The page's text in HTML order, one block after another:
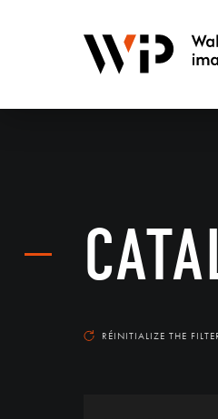
RÉINITIALIZE THE